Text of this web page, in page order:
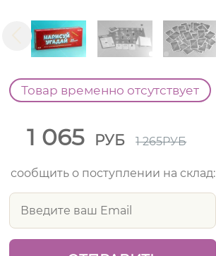
Товар временно отсутствует
1 065 РУБ 1 265РУБ
сообщить о поступлении на склад: